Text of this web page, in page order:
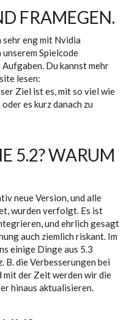
FRAMEGEN.
eng mit Nvidia
unserem Spielcode
Du kannst mehr
lesen:
Ziel ist es, mit so viel wie
es kurz danach zu
5.2? WARUM
neue Version, und alle
wurden verfolgt. Es ist
und ehrlich gesagt
auch ziemlich riskant. Im
einige Dinge aus 5.3
B. die Verbesserungen bei
mit der Zeit werden wir die
hinaus aktualisieren.